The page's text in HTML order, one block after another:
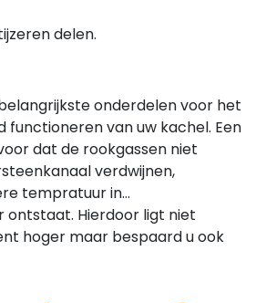
delen.
onderdelen voor het
functioneren van uw kachel. Een
dat de rookgassen niet
verdwijnen,
tempratuur in
ontstaat. Hierdoor ligt niet
hoger maar bespaard u ook